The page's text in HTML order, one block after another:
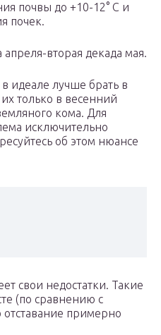
почвы до +10-12° С и
почек.
вторая декада мая.
идеале лучше брать в
только в весенний
кома. Для
исключительно
об этом нюансе
свои недостатки. Такие
(по сравнению с
примерно